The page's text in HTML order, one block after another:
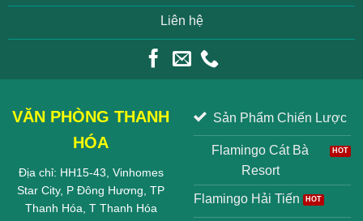
Liên hệ
VĂN PHÒNG THANH
HÓA
Địa chỉ: HH15-43, Vinhomes
Star City, P Đông Hương, TP
Thanh Hóa, T Thanh Hóa
Sản Phẩm Chiến Lược
Flamingo Cát Bà
Resort
Flamingo Hải Tiến